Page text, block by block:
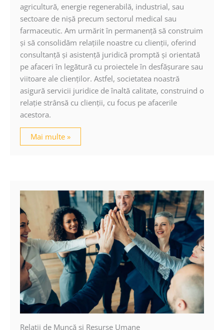
agricultură, energie regenerabilă, industrial, sau
sectoare de nişă precum sectorul medical sau
farmaceutic. Am urmărit în permanenţă să construim
şi să consolidăm relaţiile noastre cu clienţii, oferind
consultanţă şi asistenţă juridică promptă şi orientată
pe afaceri în legătură cu proiectele în desfăşurare sau
viitoare ale clienţilor. Astfel, societatea noastră
asigură servicii juridice de înaltă calitate, construind o
relaţie strânsă cu clienţii, cu focus pe afacerile
acestora.
Mai multe »
Relaţii de Muncă şi Resurse Umane